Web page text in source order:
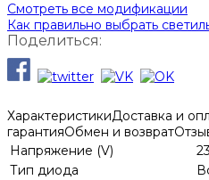
Смотреть все модификации
Как правильно выбрать
Поделиться:
ХарактеристикиДоставка и
гарантияОбмен и возврат
Напряжение (V)
Тип диода